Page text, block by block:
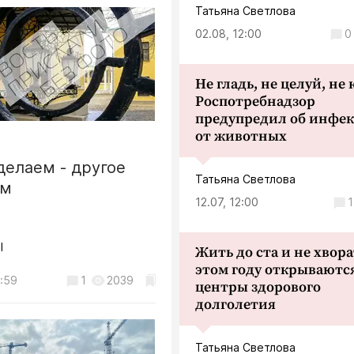
всех желающих, введите
бесплатное посещение
спортивных объектов!
Общество
В Калуге ввели бесплатное
посещение спортивных
07.08, 15:38
безопасный счёт наше всё.
...
Криминал
Мошенники выманили у
пенсионерки более 4
и ЖКХ
рассадник
на бульваре
в Калуге
3 1485
- другое
1 2039
Татьяна Светлова
02.08, 12:00
0
Не гладь, не целуй, не
Роспотребнадзор
предупредил об
от животных
Татьяна Светлова
12.07, 12:00
1
Жить до ста и не
этом году
центры здорового
долголетия
Татьяна Светлова